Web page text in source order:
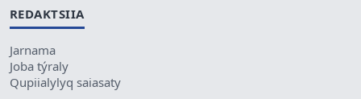
REDAKTSIIA
Jarnama
Joba týraly
Qupiialylyq saiasaty